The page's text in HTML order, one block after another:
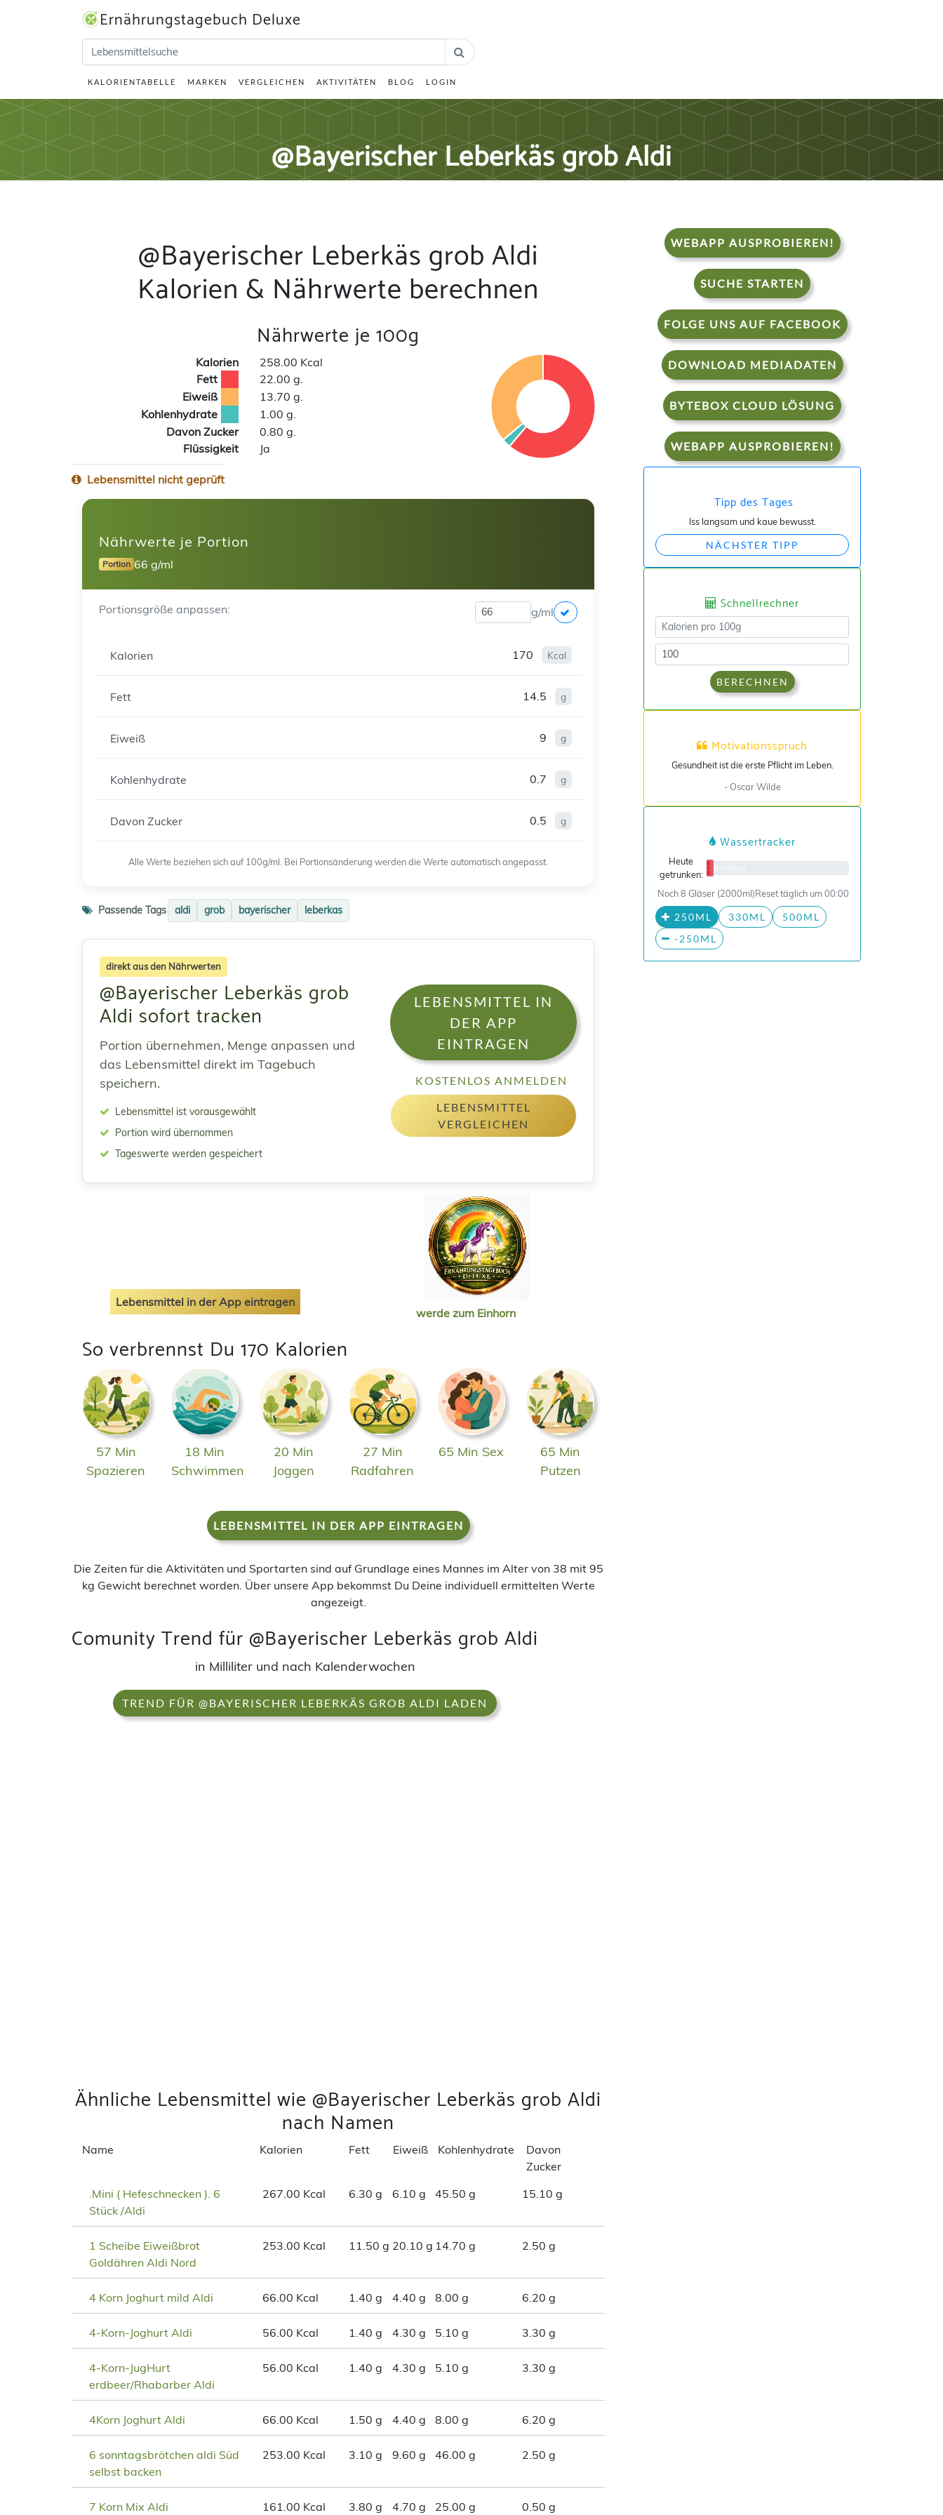
Ernährungstagebuch Deluxe
KALORIENTABELLE MARKEN VERGLEICHEN AKTIVITÄTEN BLOG LOGIN
@Bayerischer Leberkäs grob Aldi
@Bayerischer Leberkäs grob Aldi
Kalorien & Nährwerte berechnen
Nährwerte je 100g
Kalorien
258.00 Kcal
Fett
22.00 g.
Eiweiß
13.70 g.
Kohlenhydrate
1.00 g.
Davon Zucker
0.80 g.
Flüssigkeit
Ja
Lebensmittel nicht geprüft
Nährwerte je Portion
Portion 66 g/ml
Portionsgröße anpassen: g/ml
Kalorien 170 Kcal
Fett 14.5 g
Eiweiß 9 g
Kohlenhydrate 0.7 g
Davon Zucker 0.5 g
Alle Werte beziehen sich auf 100g/ml. Bei Portionsänderung werden die Werte automatisch angepasst.
Passende Tags aldi grob bayerischer leberkas
direkt aus den Nährwerten
@Bayerischer Leberkäs grob
Aldi sofort tracken
Portion übernehmen, Menge anpassen und
das Lebensmittel direkt im Tagebuch
speichern.
Lebensmittel ist vorausgewählt
Portion wird übernommen
Tageswerte werden gespeichert
LEBENSMITTEL IN
DER APP
EINTRAGEN
KOSTENLOS ANMELDEN
LEBENSMITTEL
VERGLEICHEN
Lebensmittel in der App eintragen
werde zum Einhorn
So verbrennst Du 170 Kalorien
57 Min
Spazieren
18 Min
Schwimmen
20 Min
Joggen
27 Min
Radfahren
65 Min Sex
65 Min
Putzen
LEBENSMITTEL IN DER APP EINTRAGEN
Die Zeiten für die Aktivitäten und Sportarten sind auf Grundlage eines Mannes im Alter von 38 mit 95
kg Gewicht berechnet worden. Über unsere App bekommst Du Deine individuell ermittelten Werte
angezeigt.
Comunity Trend für @Bayerischer Leberkäs grob Aldi
in Milliliter und nach Kalenderwochen
TREND FÜR @BAYERISCHER LEBERKÄS GROB ALDI LADEN
Ähnliche Lebensmittel wie @Bayerischer Leberkäs grob Aldi
nach Namen
Name Kalorien Fett Eiweiß Kohlenhydrate
Davon
Zucker
.Mini ( Hefeschnecken ). 6
Stück /Aldi
267.00 Kcal 6.30 g 6.10 g 45.50 g 15.10 g
1 Scheibe Eiweißbrot
Goldähren Aldi Nord
253.00 Kcal 11.50 g 20.10 g 14.70 g 2.50 g
4 Korn Joghurt mild Aldi 66.00 Kcal 1.40 g 4.40 g 8.00 g 6.20 g
4-Korn-Joghurt Aldi 56.00 Kcal 1.40 g 4.30 g 5.10 g 3.30 g
4-Korn-JugHurt
erdbeer/Rhabarber Aldi
56.00 Kcal 1.40 g 4.30 g 5.10 g 3.30 g
4Korn Joghurt Aldi 66.00 Kcal 1.50 g 4.40 g 8.00 g 6.20 g
6 sonntagsbrötchen aldi Süd
selbst backen
253.00 Kcal 3.10 g 9.60 g 46.00 g 2.50 g
7 Korn Mix Aldi 161.00 Kcal 3.80 g 4.70 g 25.00 g 0.50 g
WEBAPP AUSPROBIEREN!
SUCHE STARTEN
FOLGE UNS AUF FACEBOOK
DOWNLOAD MEDIADATEN
BYTEBOX CLOUD LÖSUNG
WEBAPP AUSPROBIEREN!
Tipp des Tages
Iss langsam und kaue bewusst.
NÄCHSTER TIPP
Schnellrechner
BERECHNEN
Motivationsspruch
Gesundheit ist die erste Pflicht im Leben.
- Oscar Wilde
Wassertracker
Heute
getrunken:
0/8 Gläser
Noch 8 Gläser (2000ml)Reset täglich um 00:00
250ML 330ML
500ML
-250ML